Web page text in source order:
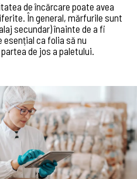
de încărcare poate avea
În general, mărfurile sunt
secundar) înainte de a fi
ca folia să nu
de jos a paletului.